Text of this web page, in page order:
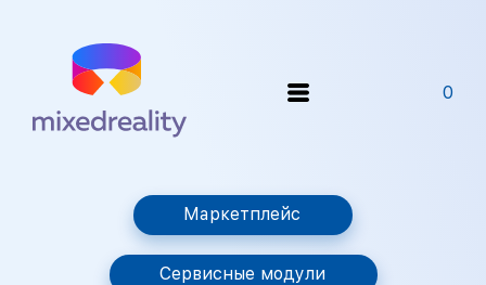
0
Маркетплейс
Сервисные модули